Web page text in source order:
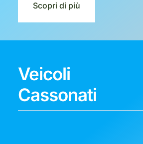
Scopri di più
Veicoli
Cassonati